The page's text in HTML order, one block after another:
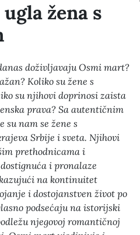
žena s
doživljavaju Osmi mart?
Koliko su žene s
su njihovi doprinosi zaista
prava? Sa autentičnim
nam se žene s
Srbije i sveta. Njihovi
prethodnicama i
i pronalaze
na kontinuitet
i dostojanstven život po
podsećaju na istorijski
njegovoj romantičnoj